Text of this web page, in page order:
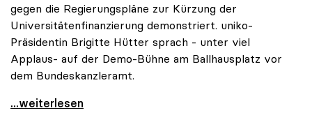
gegen die Regierungspläne zur Kürzung der
Universitätenfinanzierung demonstriert. uniko-
Präsidentin Brigitte Hütter sprach - unter viel
Applaus- auf der Demo-Bühne am Ballhausplatz vor
dem Bundeskanzleramt.
\"Wir nehmen es nicht hin\": Rede von
...weiterlesen